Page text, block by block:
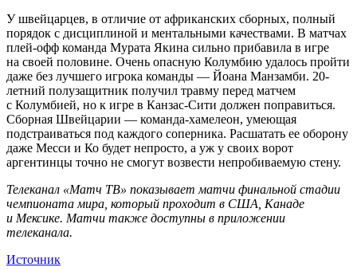
У швейцарцев, в отличие от африканских сборных, полный
порядок с дисциплиной и ментальными качествами. В матчах
плей-офф команда Мурата Якина сильно прибавила в игре
на своей половине. Очень опасную Колумбию удалось пройти
даже без лучшего игрока команды — Йоана Манзамби. 20-
летний полузащитник получил травму перед матчем
с Колумбией, но к игре в Канзас-Сити должен поправиться.
Сборная Швейцарии — команда-хамелеон, умеющая
подстраиваться под каждого соперника. Расшатать ее оборону
даже Месси и Ко будет непросто, а уж у своих ворот
аргентинцы точно не смогут возвести непробиваемую стену.
Телеканал «Матч ТВ» показывает матчи финальной стадии
чемпионата мира, который проходит в США, Канаде
и Мексике. Матчи также доступны в приложении
телеканала.
Источник